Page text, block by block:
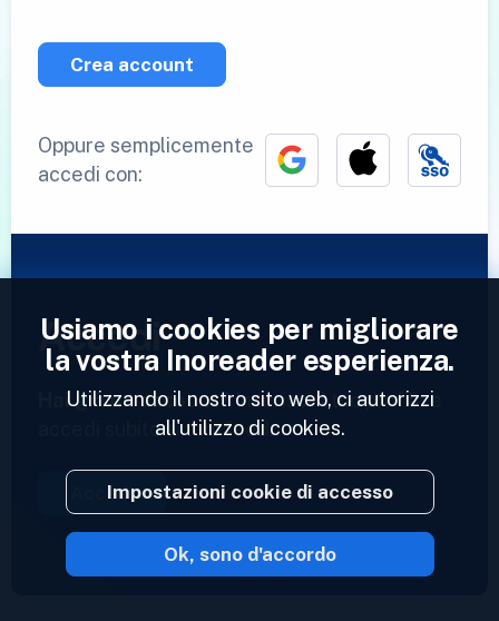
Crea account
Oppure semplicemente
accedi con:
Accedi
Hai già un account?Inserisci il tuo profilo e
accedi subito ai tuoi feed.
Accedi
2023 © Inoreader
Usiamo i cookies per migliorare
la vostra Inoreader esperienza.
Utilizzando il nostro sito web, ci autorizzi
all'utilizzo di cookies.
Impostazioni cookie di accesso
Ok, sono d'accordo